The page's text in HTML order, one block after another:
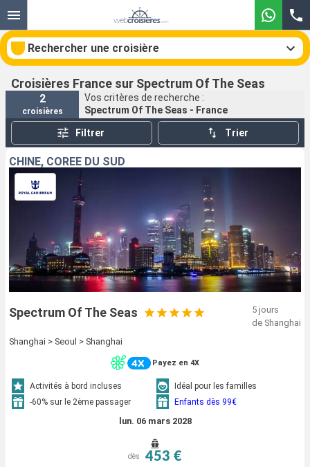
Rechercher une croisière
Nos destinations
Mois de départ
Ports Compagnies
Rechercher
Croisières France sur Spectrum Of The Seas
2
croisières
Vos critères de recherche :
Spectrum Of The Seas - France
Filtrer Trier
CHINE, CORÉE DU SUD
Spectrum Of The Seas
5 jours
de Shanghai
Shanghai > Seoul > Shanghai
Payez en 4X
Activités à bord incluses
Idéal pour les familles
-60% sur le 2ème passager
Enfants dès 99€
lun. 06 mars 2028
dès 453 €